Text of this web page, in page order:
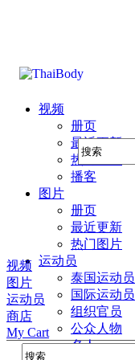
视频
册页
最近更新
热门图片
播客
图片
册页
最近更新
热门图片
运动员
泰国运动员
国际运动员
组织官员
公众人物
名人
视频
图片
运动员
商店
My Cart